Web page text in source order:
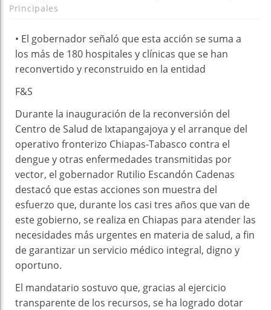
Principales
• El gobernador señaló que esta acción se suma a
los más de 180 hospitales y clínicas que se han
reconvertido y reconstruido en la entidad
F&S
Durante la inauguración de la reconversión del
Centro de Salud de Ixtapangajoya y el arranque del
operativo fronterizo Chiapas-Tabasco contra el
dengue y otras enfermedades transmitidas por
vector, el gobernador Rutilio Escandón Cadenas
destacó que estas acciones son muestra del
esfuerzo que, durante los casi tres años que van de
este gobierno, se realiza en Chiapas para atender las
necesidades más urgentes en materia de salud, a fin
de garantizar un servicio médico integral, digno y
oportuno.
El mandatario sostuvo que, gracias al ejercicio
transparente de los recursos, se ha logrado dotar